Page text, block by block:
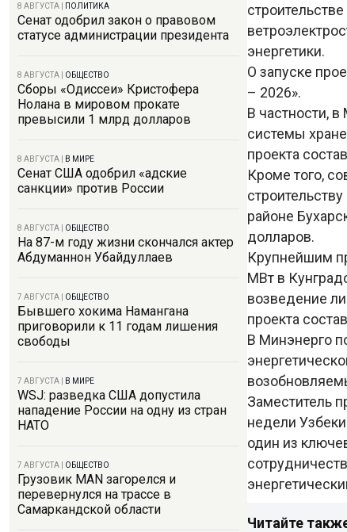
8 АВГУСТА ПОЛИТИКА
Сенат одобрил закон о правовом
статусе администрации президента
8 АВГУСТА ОБЩЕСТВО
Сборы «Одиссеи» Кристофера
Нолана в мировом прокате
превысили 1 млрд долларов
8 АВГУСТА В МИРЕ
Сенат США одобрил «адские
санкции» против России
8 АВГУСТА ОБЩЕСТВО
На 87-м году жизни скончался актер
Абдуманнон Убайдуллаев
7 АВГУСТА ОБЩЕСТВО
Бывшего хокима Намангана
приговорили к 11 годам лишения
свободы
7 АВГУСТА В МИРЕ
WSJ: разведка США допустила
нападение России на одну из стран
НАТО
7 АВГУСТА ОБЩЕСТВО
Грузовик MAN загорелся и
перевернулся на трассе в
Самаркандской области
энергетики.
О запуске
– 2026».
В частности,
системы
проекта
Кроме того,
районе
долларов.
Крупнейшим
МВт в
возведение
проекта
В Минэнерго
Заместитель
недели
один из
Читайте